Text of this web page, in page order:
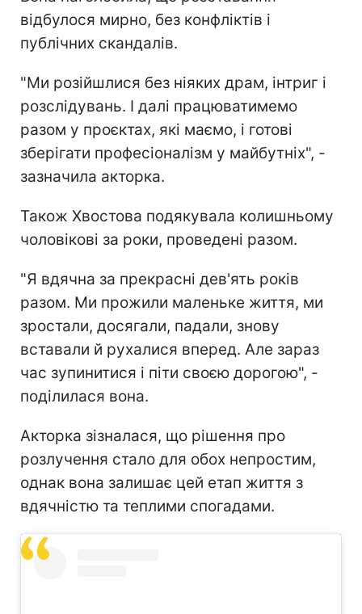
відбулося мирно, без конфліктів і
публічних скандалів.
"Ми розійшлися без ніяких драм, інтриг і
розслідувань. І далі працюватимемо
разом у проєктах, які маємо, і готові
зберігати професіоналізм у майбутніх", -
зазначила акторка.
Також Хвостова подякувала колишньому
чоловікові за роки, проведені разом.
"Я вдячна за прекрасні дев'ять років
разом. Ми прожили маленьке життя, ми
зростали, досягали, падали, знову
вставали й рухалися вперед. Але зараз
час зупинитися і піти своєю дорогою", -
поділилася вона.
Акторка зізналася, що рішення про
розлучення стало для обох непростим,
однак вона залишає цей етап життя з
вдячністю та теплими спогадами.